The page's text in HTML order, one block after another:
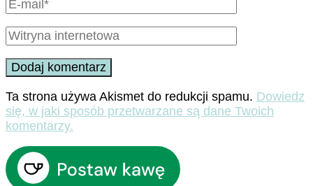
Ta strona używa Akismet do redukcji spamu. Dowiedz
się, w jaki sposób przetwarzane są dane Twoich
komentarzy.